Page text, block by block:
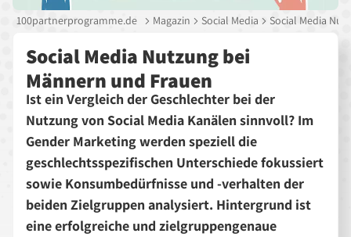
100partnerprogramme.de Magazin Social Media Social Media
Social Media Nutzung bei
Männern und Frauen
Ist ein Vergleich der Geschlechter bei der
Nutzung von Social Media Kanälen sinnvoll? Im
Gender Marketing werden speziell die
geschlechtsspezifischen Unterschiede fokussiert
sowie Konsumbedürfnisse und -verhalten der
beiden Zielgruppen analysiert. Hintergrund ist
eine erfolgreiche und zielgruppengenaue